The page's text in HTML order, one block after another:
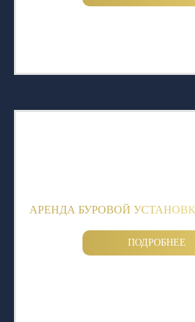
АРЕНДА БУРОВОЙ
ПОДРОБНЕЕ